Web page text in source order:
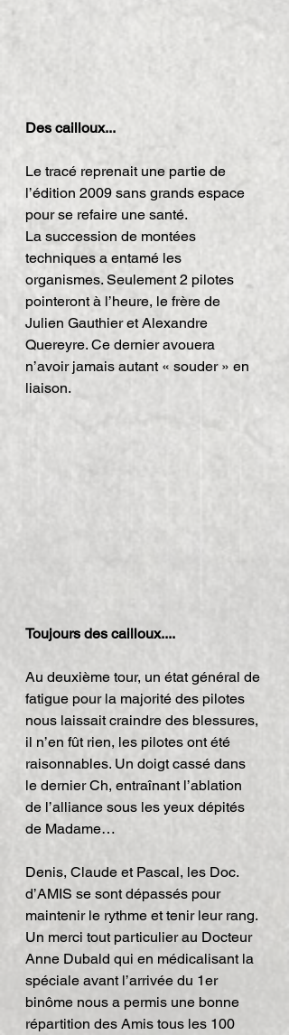
Des cailloux...
Le tracé reprenait une partie de
l’édition 2009 sans grands espace
pour se refaire une santé.
La succession de montées
techniques a entamé les
organismes. Seulement 2 pilotes
pointeront à l’heure, le frère de
Julien Gauthier et Alexandre
Quereyre. Ce dernier avouera
n’avoir jamais autant « souder » en
liaison.
Toujours des cailloux....
Au deuxième tour, un état général de
fatigue pour la majorité des pilotes
nous laissait craindre des blessures,
il n’en fût rien, les pilotes ont été
raisonnables. Un doigt cassé dans
le dernier Ch, entraînant l’ablation
de l’alliance sous les yeux dépités
de Madame…
Denis, Claude et Pascal, les Doc.
d’AMIS se sont dépassés pour
maintenir le rythme et tenir leur rang.
Un merci tout particulier au Docteur
Anne Dubald qui en médicalisant la
spéciale avant l’arrivée du 1er
binôme nous a permis une bonne
répartition des Amis tous les 100